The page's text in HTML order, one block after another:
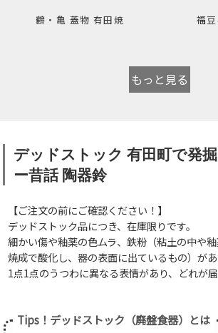
鶴・亀 蓋物 有田焼 福
もっと見る
デッドストック 有田町で発
ー昔話 陶器鈴
【ご注文の前にご確認ください！】
デッドストック品につき、在庫限りです。
細かい傷や釉薬の色ムラ、鉄粉（粘土の中や
焼成で酸化し、器の表面に出ているもの）があ
1点1点のうつわに異なる表情があり、どれが届
Tips！デッドストック（廃盤食器）とは